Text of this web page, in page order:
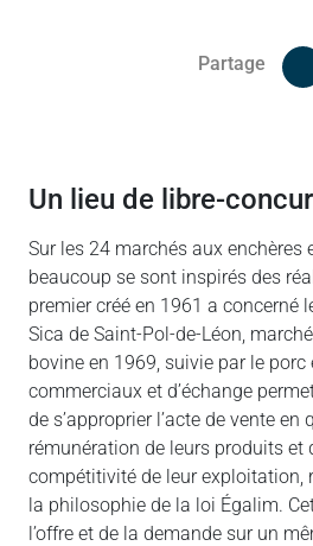
Partage
un lieu de libre-
Sur les 24 marchés aux enchères
beaucoup se sont inspirés des
premier créé en 1961 a concerné
Sica de Saint-Pol-de-Léon,
bovine en 1969, suivie par le porc
commerciaux et d’échange
de s’approprier l’acte de vente en
rémunération de leurs produits et
compétitivité de leur exploitation,
la philosophie de la loi Égalim.
l’offre et de la demande sur un